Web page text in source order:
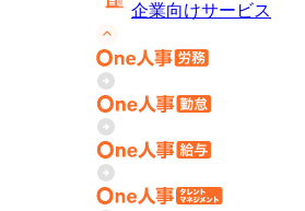
企業向けサービス